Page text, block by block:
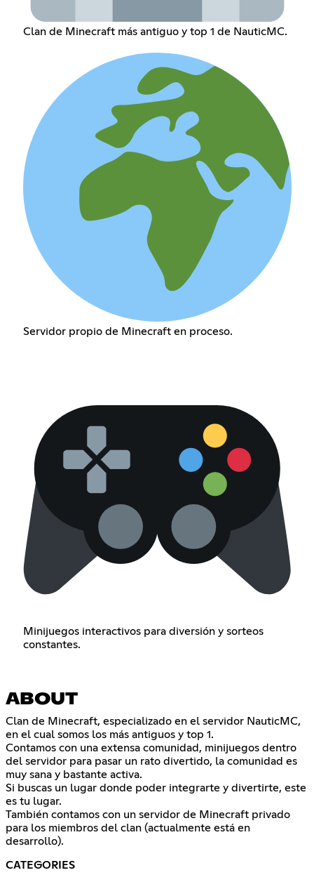
Clan de Minecraft más antiguo y top 1 de NauticMC.
Servidor propio de Minecraft en proceso.
Minijuegos interactivos para diversión y sorteos
constantes.
ABOUT
Clan de Minecraft, especializado en el servidor NauticMC,
en el cual somos los más antiguos y top 1.
Contamos con una extensa comunidad, minijuegos dentro
del servidor para pasar un rato divertido, la comunidad es
muy sana y bastante activa.
Si buscas un lugar donde poder integrarte y divertirte, este
es tu lugar.
También contamos con un servidor de Minecraft privado
para los miembros del clan (actualmente está en
desarrollo).
CATEGORIES